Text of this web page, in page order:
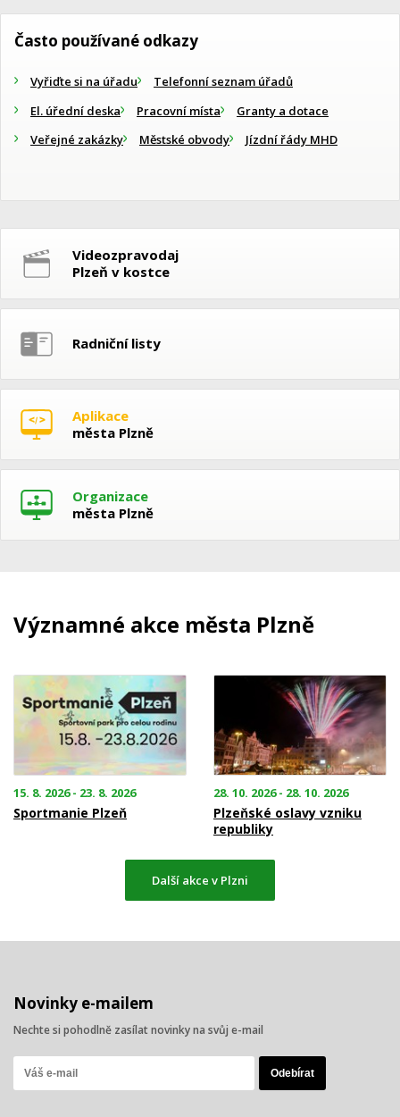
Často používané odkazy
Vyřiďte si na úřadu
Telefonní seznam úřadů
El. úřední deska
Pracovní místa
Granty a dotace
Veřejné zakázky
Městské obvody Jízdní řády MHD
Videozpravodaj
Plzeň v kostce
Radniční listy
Aplikace
města Plzně
Organizace
města Plzně
Významné akce města Plzně
15. 8. 2026 - 23. 8. 2026
Sportmanie Plzeň
28. 10. 2026 - 28. 10. 2026
Plzeňské oslavy vzniku
republiky
Další akce v Plzni
Novinky e-mailem
Nechte si pohodlně zasílat novinky na svůj e-mail